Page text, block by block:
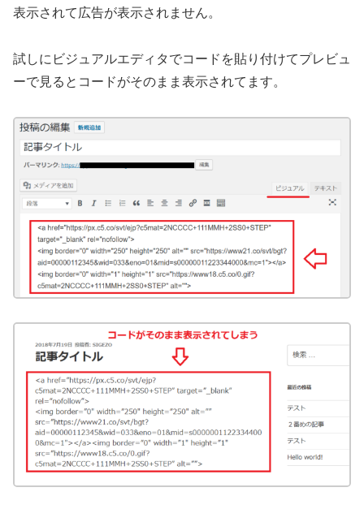
表示されて広告が表示されません。
試しにビジュアルエディタでコードを貼り付けてプレビュ
ーで見るとコードがそのまま表示されてます。